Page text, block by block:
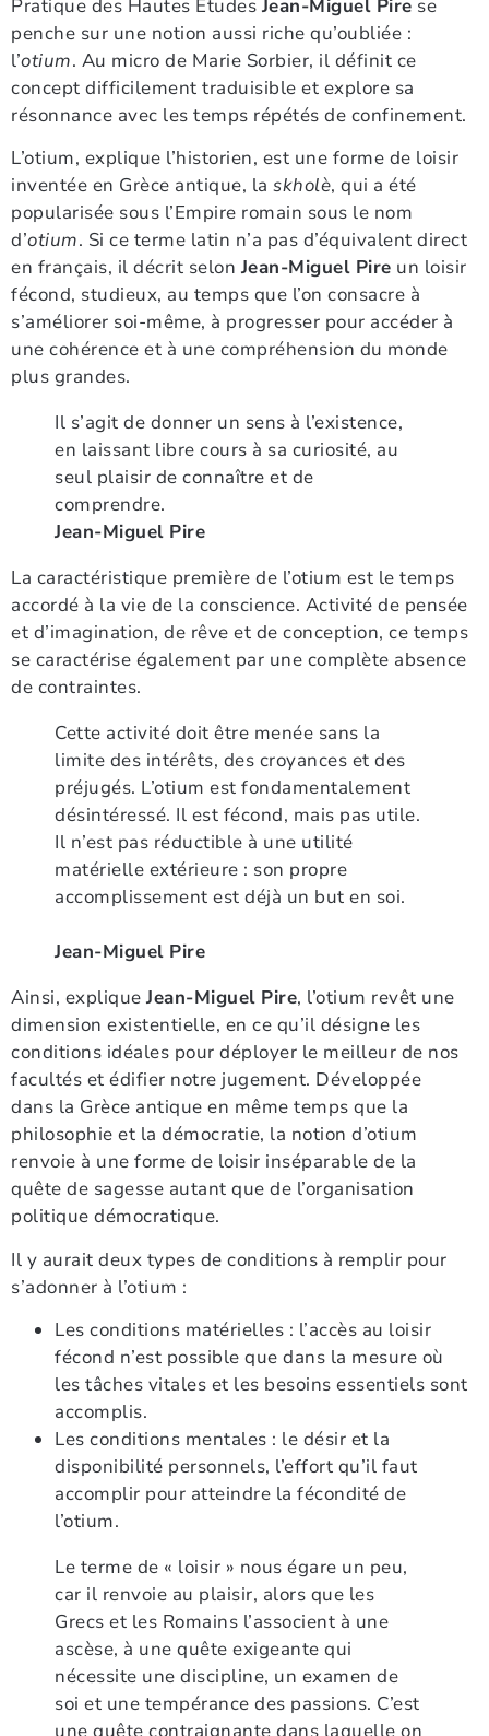
Pratique des Hautes Etudes Jean-Miguel Pire se
penche sur une notion aussi riche qu’oubliée :
l’otium. Au micro de Marie Sorbier, il définit ce
concept difficilement traduisible et explore sa
résonnance avec les temps répétés de confinement.
L’otium, explique l’historien, est une forme de loisir
inventée en Grèce antique, la skholè, qui a été
popularisée sous l’Empire romain sous le nom
d’otium. Si ce terme latin n’a pas d’équivalent direct
en français, il décrit selon Jean-Miguel Pire un loisir
fécond, studieux, au temps que l’on consacre à
s’améliorer soi-même, à progresser pour accéder à
une cohérence et à une compréhension du monde
plus grandes.
Il s’agit de donner un sens à l’existence,
en laissant libre cours à sa curiosité, au
seul plaisir de connaître et de
comprendre.
Jean-Miguel Pire
La caractéristique première de l’otium est le temps
accordé à la vie de la conscience. Activité de pensée
et d’imagination, de rêve et de conception, ce temps
se caractérise également par une complète absence
de contraintes.
Cette activité doit être menée sans la
limite des intérêts, des croyances et des
préjugés. L’otium est fondamentalement
désintéressé. Il est fécond, mais pas utile.
Il n’est pas réductible à une utilité
matérielle extérieure : son propre
accomplissement est déjà un but en soi.
Jean-Miguel Pire
Ainsi, explique Jean-Miguel Pire, l’otium revêt une
dimension existentielle, en ce qu’il désigne les
conditions idéales pour déployer le meilleur de nos
facultés et édifier notre jugement. Développée
dans la Grèce antique en même temps que la
philosophie et la démocratie, la notion d’otium
renvoie à une forme de loisir inséparable de la
quête de sagesse autant que de l’organisation
politique démocratique.
Il y aurait deux types de conditions à remplir pour
s’adonner à l’otium :
Les conditions matérielles : l’accès au loisir
fécond n’est possible que dans la mesure où
les tâches vitales et les besoins essentiels sont
accomplis.
Les conditions mentales : le désir et la
disponibilité personnels, l’effort qu’il faut
accomplir pour atteindre la fécondité de
l’otium.
Le terme de « loisir » nous égare un peu,
car il renvoie au plaisir, alors que les
Grecs et les Romains l’associent à une
ascèse, à une quête exigeante qui
nécessite une discipline, un examen de
soi et une tempérance des passions. C’est